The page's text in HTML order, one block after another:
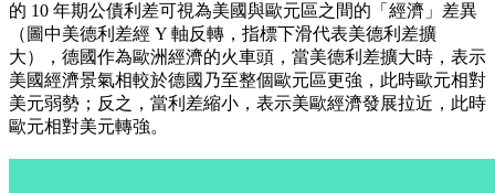
的 10 年期公債利差可視為美國與歐元區之間的「經濟」差異
（圖中美德利差經 Y 軸反轉，指標下滑代表美德利差擴
大），德國作為歐洲經濟的火車頭，當美德利差擴大時，表示
美國經濟景氣相較於德國乃至整個歐元區更強，此時歐元相對
美元弱勢；反之，當利差縮小，表示美歐經濟發展拉近，此時
歐元相對美元轉強。